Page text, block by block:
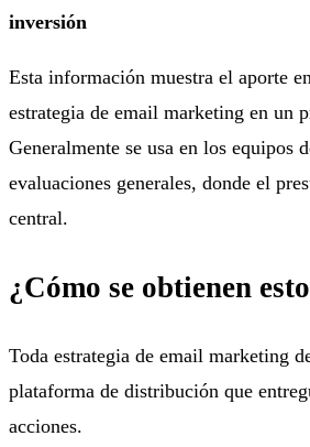
inversión
Esta información muestra el aporte
estrategia de email marketing en un
Generalmente se usa en los equipos
evaluaciones generales, donde el
central.
¿Cómo se obtienen
Toda estrategia de email marketing
plataforma de distribución que
acciones.